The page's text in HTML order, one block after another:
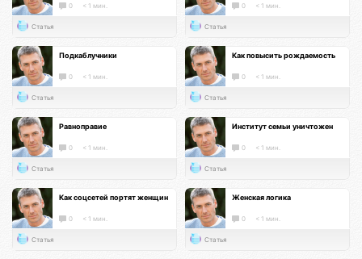
0 < 1 мин.
Статья
0 < 1 мин.
Статья
Подкаблучники
0 < 1 мин.
Статья
Как повысить рождаемость
0 < 1 мин.
Статья
Равноправие
0 < 1 мин.
Статья
Институт семьи уничтожен
0 < 1 мин.
Статья
Как соцсетей портят женщин
0 < 1 мин.
Статья
Женская логика
0 < 1 мин.
Статья